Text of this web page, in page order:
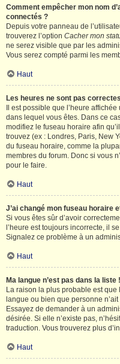
Comment empêcher mon nom
connectés ?
Depuis votre panneau de
trouverez l’option Cacher mon
ne serez visible que par les
Vous serez compté parmi les
Haut
Les heures ne sont pas
Il est possible que l’heure
dans lequel vous êtes. Dans ce
modifiez le fuseau horaire afin
trouvez (ex : Londres, Paris, New
du fuseau horaire, comme la
membres du forum. Donc si vous
pour le faire.
Haut
J’ai changé mon fuseau horaire
Si vous êtes sûr d’avoir
l’heure est toujours incorrecte, il
Signalez ce problème à un
Haut
Ma langue n’est pas dans la liste !
La raison la plus probable est que
langue ou bien que personne
Essayez de demander à un
désirée. Si elle n’existe pas,
traduction. Vous trouverez plus
Haut